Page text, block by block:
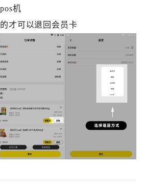
机
才可以退回会员卡